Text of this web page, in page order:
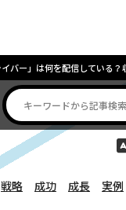
バー」は何を配信している？
戦略 成功 成長 実例